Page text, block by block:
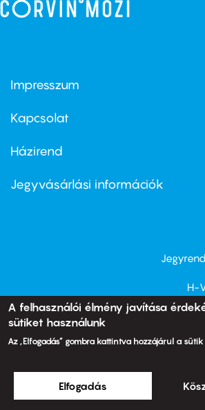
Footer
first
Impresszum
Kapcsolat
Footer
second
Házirend
Jegyvásárlási információk
H-
A felhasználói élmény javítása
sütiket használunk
Az „Elfogadás” gombra kattintva hozzájárul a
Elfogadás